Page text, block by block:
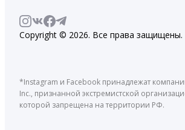
Copyright © 2026. Все права защищены.
*Instagram и Facebook принадлежат
Inc., признанной экстремистской
которой запрещена на территории РФ.